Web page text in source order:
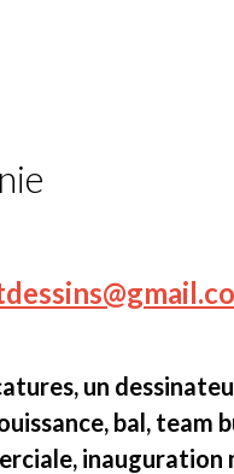
un
bal, team